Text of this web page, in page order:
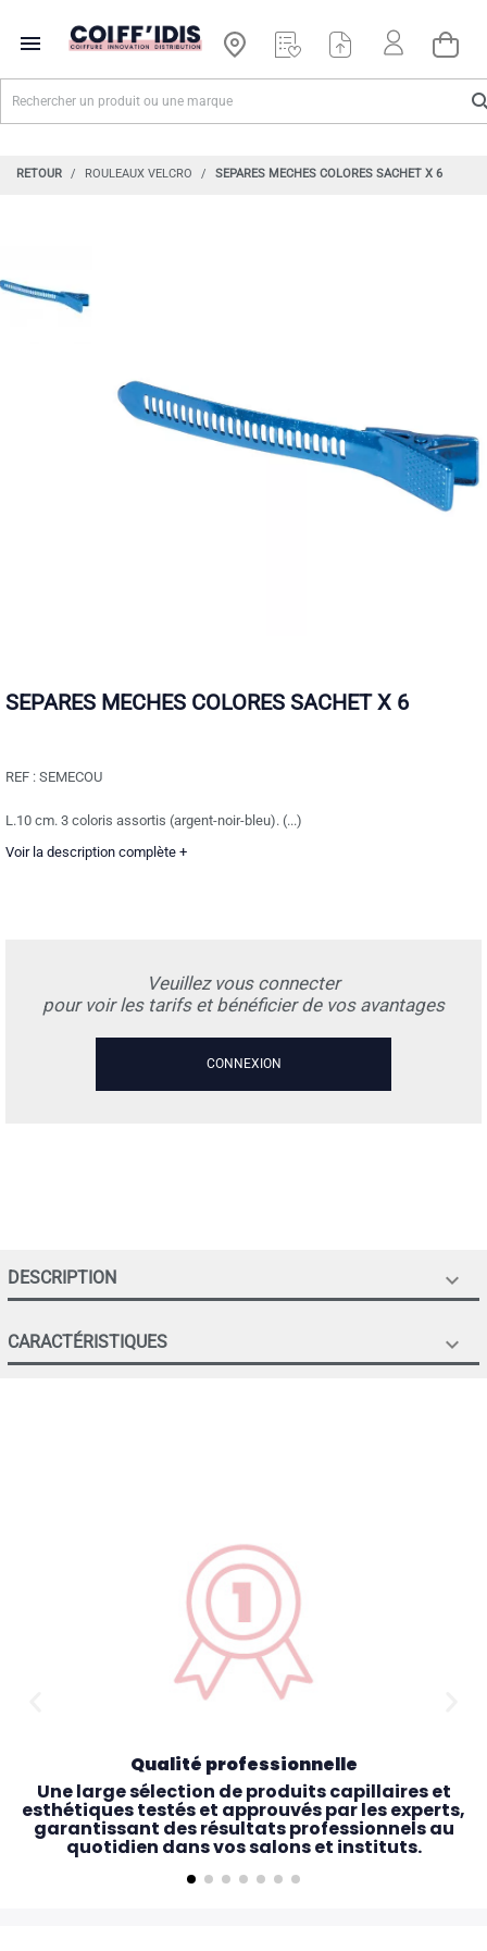

RETOUR ROULEAUX VELCRO SEPARES MECHES COLORES SACHET X 6
SEPARES MECHES COLORES SACHET X 6
REF : SEMECOU
L.10 cm. 3 coloris assortis (argent-noir-bleu). (...)
Voir la description complète +
Veuillez vous connecter
pour voir les tarifs et bénéficier de vos avantages
CONNEXION
DESCRIPTION 
CARACTÉRISTIQUES 
Qualité professionnelle
Une large sélection de produits capillaires et
esthétiques testés et approuvés par les experts,
garantissant des résultats professionnels au
quotidien dans vos salons et instituts.